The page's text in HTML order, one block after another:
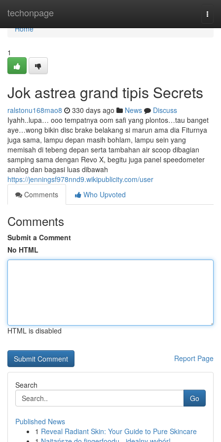
techonpage
Home
Home
1
Jok astrea grand tipis Secrets
ralstonu168mao8 330 days ago News
Discuss
Iyahh..lupa… ooo tempatnya oom safi yang plontos…tau banget
aye…wong bikin disc brake belakang si marun ama dia Fiturnya
juga sama, lampu depan masih bohlam, lampu sein yang
memisah di tebeng depan serta tambahan air scoop dibagian
samping sama dengan Revo X, begitu juga panel speedometer
analog dan bagasi luas dibawah
https://jenningsf978nnd9.wikipublicity.com/user
Comments
Who Upvoted
Comments
Submit a Comment
No HTML
HTML is disabled
Report Page
Search
Go
Published News
1 Reveal Radiant Skin: Your Guide to Pure Skincare